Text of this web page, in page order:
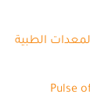
الطبية
Pulse